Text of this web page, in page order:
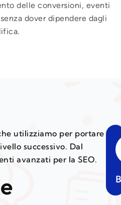
delle conversioni, eventi
dover dipendere dagli
utilizziamo per portare
successivo. Dal
avanzati per la SEO.